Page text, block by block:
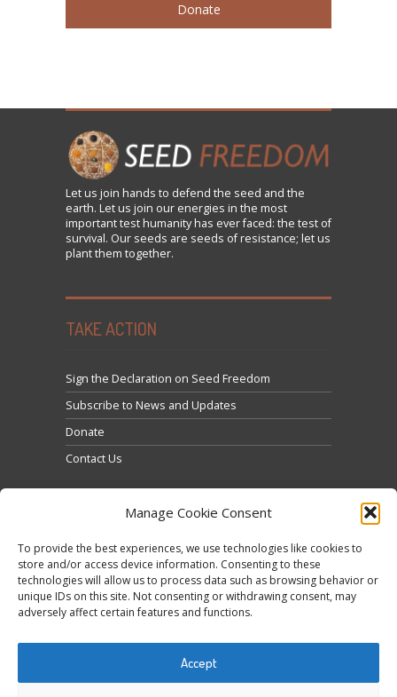
Manage Cookie Consent
To provide the best experiences, we use technologies like cookies to
store and/or access device information. Consenting to these
technologies will allow us to process data such as browsing behavior or
unique IDs on this site. Not consenting or withdrawing consent, may
adversely affect certain features and functions.
Accept
Donate
Let us join hands to defend the seed and the
earth. Let us join our energies in the most
important test humanity has ever faced: the test of
survival. Our seeds are seeds of resistance; let us
plant them together.
TAKE ACTION
Sign the Declaration on Seed Freedom
Subscribe to News and Updates
Donate
Contact Us
Tweets by @occupytheseed
Fai clic per accettare i cookie marketing e abilitare
questo contenuto